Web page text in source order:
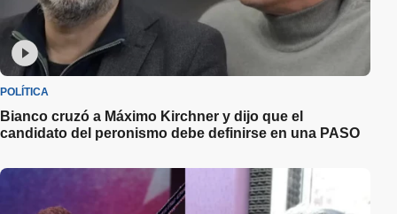
POLÍTICA
Bianco cruzó a Máximo Kirchner y dijo que el
candidato del peronismo debe definirse en una PASO